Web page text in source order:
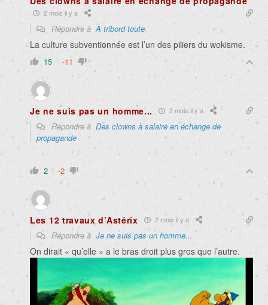
2 mois il y a
Répondre à À tribord toute
La culture subventionnée est l’un des piliers du wokisme.
15 -11
Je ne suis pas un homme... 2 mois il y a
Répondre à Des clowns à salaire en échange de
propagande
2 -2
Les 12 travaux d’Astérix 2 mois il y a
Répondre à Je ne suis pas un homme...
On dirait « qu’elle » a le bras droit plus gros que l’autre.